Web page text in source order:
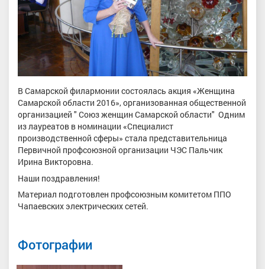
В Самарской филармонии состоялась акция «Женщина
Самарской области 2016», организованная общественной
организацией " Союз женщин Самарской области" Одним
из лауреатов в номинации «Специалист
производственной сферы» стала представительница
Первичной профсоюзной организации ЧЭС Пальчик
Ирина Викторовна.
Наши поздравления!
Материал подготовлен профсоюзным комитетом ППО
Чапаевских электрических сетей.
Фотографии